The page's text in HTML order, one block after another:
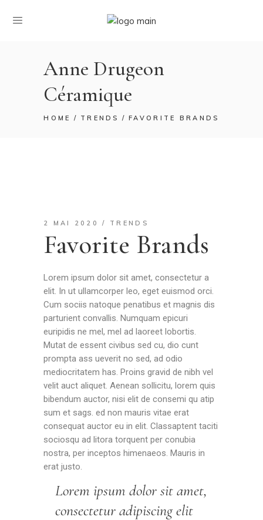
Anne Drugeon
Céramique
HOME TRENDS FAVORITE BRANDS
2 MAI 2020 TRENDS
Favorite Brands
Lorem ipsum dolor sit amet, consectetur a
elit. In ut ullamcorper leo, eget euismod orci.
Cum sociis natoque penatibus et magnis dis
parturient convallis. Numquam epicuri
euripidis ne mel, mel ad laoreet lobortis.
Mutat de essent civibus sed cu, dio cunt
prompta ass ueverit no sed, ad odio
mediocritatem has. Proins gravid de nibh vel
velit auct aliquet. Aenean sollicitu, lorem quis
bibendum auctor, nisi elit de consemi qu atip
sum et sags. ed non mauris vitae erat
consequat auctor eu in elit. Classaptent taciti
sociosqu ad litora torquent per conubia
nostra, per inceptos himenaeos. Mauris in
erat justo.
Lorem ipsum dolor sit amet,
consectetur adipiscing elit